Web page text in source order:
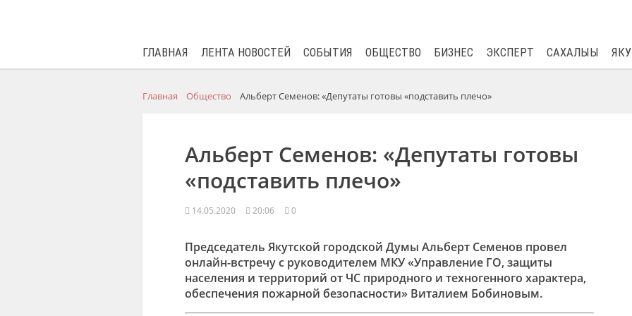
ГЛАВНАЯ ЛЕНТА НОВОСТЕЙ СОБЫТИЯ ОБЩЕСТВО БИЗНЕС ЭКСПЕРТ САХАЛЫЫ
Главная Общество Альберт Семенов: «Депутаты готовы «подставить плечо»
Альберт Семенов: «Депутаты готовы
«подставить плечо»
14.05.2020 20:06 0
Председатель Якутской городской Думы Альберт Семенов провел
онлайн-встречу с руководителем МКУ «Управление ГО, защиты
населения и территорий от ЧС природного и техногенного характера,
обеспечения пожарной безопасности» Виталием Бобиновым.